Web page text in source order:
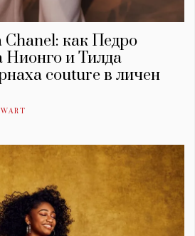
как Педро
Нионго и Тилда
couture в личен